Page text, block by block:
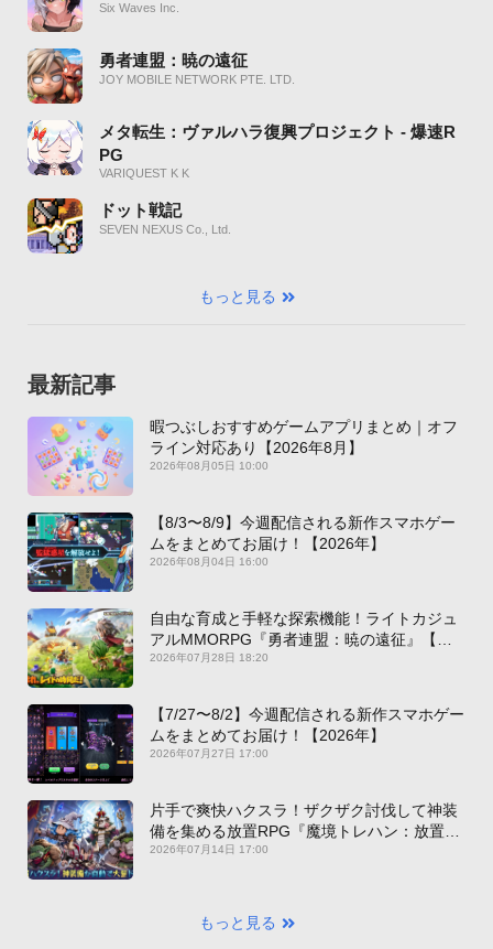
Six Waves Inc.
勇者連盟：暁の遠征
JOY MOBILE NETWORK PTE. LTD.
メタ転生：ヴァルハラ復興プロジェクト - 爆速R
PG
VARIQUEST K K
ドット戦記
SEVEN NEXUS Co., Ltd.
もっと見る
最新記事
暇つぶしおすすめゲームアプリまとめ｜オフ
ライン対応あり【2026年8月】
2026年08月05日 10:00
【8/3〜8/9】今週配信される新作スマホゲー
ムをまとめてお届け！【2026年】
2026年08月04日 16:00
自由な育成と手軽な探索機能！ライトカジュ
アルMMORPG『勇者連盟：暁の遠征』【最
新作PICKUP】
2026年07月28日 18:20
【7/27〜8/2】今週配信される新作スマホゲー
ムをまとめてお届け！【2026年】
2026年07月27日 17:00
片手で爽快ハクスラ！ザクザク討伐して神装
備を集める放置RPG『魔境トレハン：放置で
神装備』【最新作PICKUP】
2026年07月14日 17:00
もっと見る